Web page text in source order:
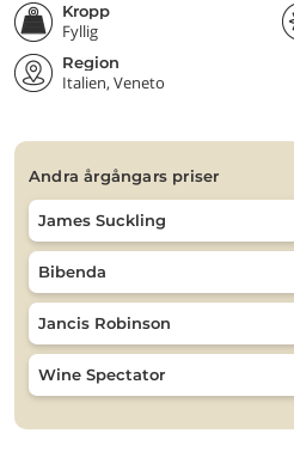
Kropp
Fyllig
Region
Italien, Veneto
andra årgångars priser
James Suckling
Bibenda
Jancis Robinson
Wine Spectator